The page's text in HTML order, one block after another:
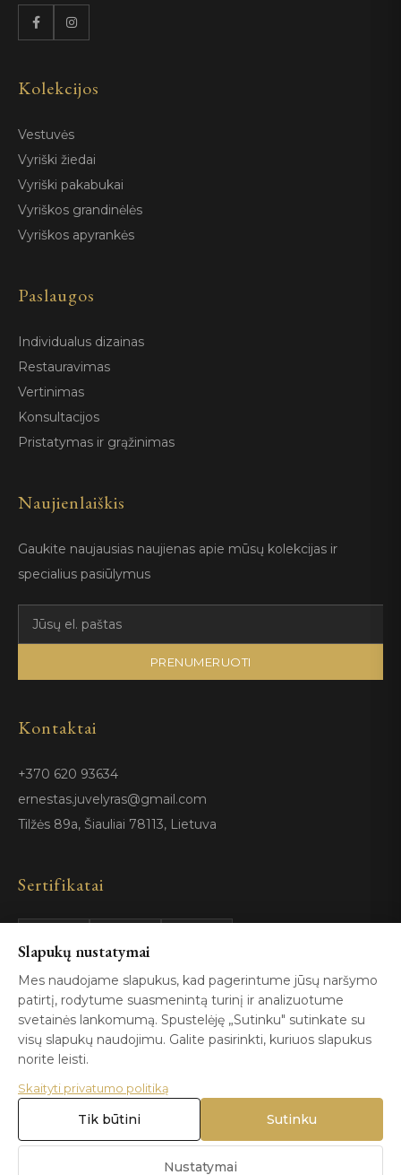
Kolekcijos
Vestuvės
Vyriški žiedai
Vyriški pakabukai
Vyriškos grandinėlės
Vyriškos apyrankės
Paslaugos
Individualus dizainas
Restauravimas
Vertinimas
Konsultacijos
Pristatymas ir grąžinimas
Naujienlaiškis
Gaukite naujausias naujienas apie mūsų kolekcijas ir
specialius pasiūlymus
PRENUMERUOTI
Kontaktai
+370 620 93634
ernestas.juvelyras@gmail.com
Tilžės 89a, Šiauliai 78113, Lietuva
Sertifikatai
GIA
Certified
ISO 9001
© 2026 Blizga.lt. Visos teisės saugomos. |
Slapukų nustatymai
Mes naudojame slapukus, kad pagerintume jūsų naršymo
patirtį, rodytume suasmenintą turinį ir analizuotume
svetainės lankomumą. Spustelėję „Sutinku" sutinkate su
visų slapukų naudojimu. Galite pasirinkti, kuriuos slapukus
norite leisti.
Skaityti privatumo politiką
Nustatymai
Tik būtini Sutinku